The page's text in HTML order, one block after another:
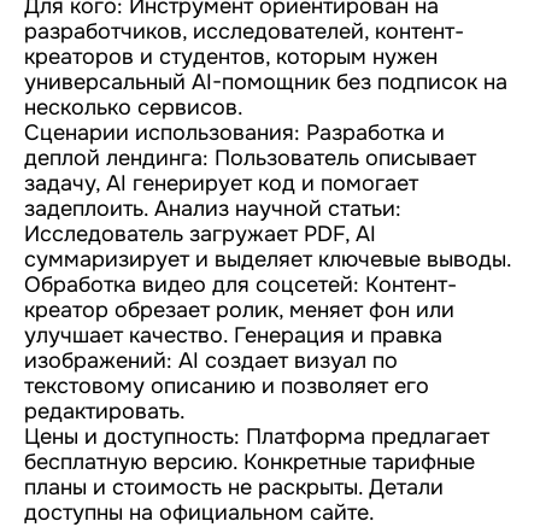
Для кого: Инструмент ориентирован на
разработчиков, исследователей, контент-
креаторов и студентов, которым нужен
универсальный AI-помощник без подписок на
несколько сервисов.
Сценарии использования: Разработка и
деплой лендинга: Пользователь описывает
задачу, AI генерирует код и помогает
задеплоить. Анализ научной статьи:
Исследователь загружает PDF, AI
суммаризирует и выделяет ключевые выводы.
Обработка видео для соцсетей: Контент-
креатор обрезает ролик, меняет фон или
улучшает качество. Генерация и правка
изображений: AI создает визуал по
текстовому описанию и позволяет его
редактировать.
Цены и доступность: Платформа предлагает
бесплатную версию. Конкретные тарифные
планы и стоимость не раскрыты. Детали
доступны на официальном сайте.